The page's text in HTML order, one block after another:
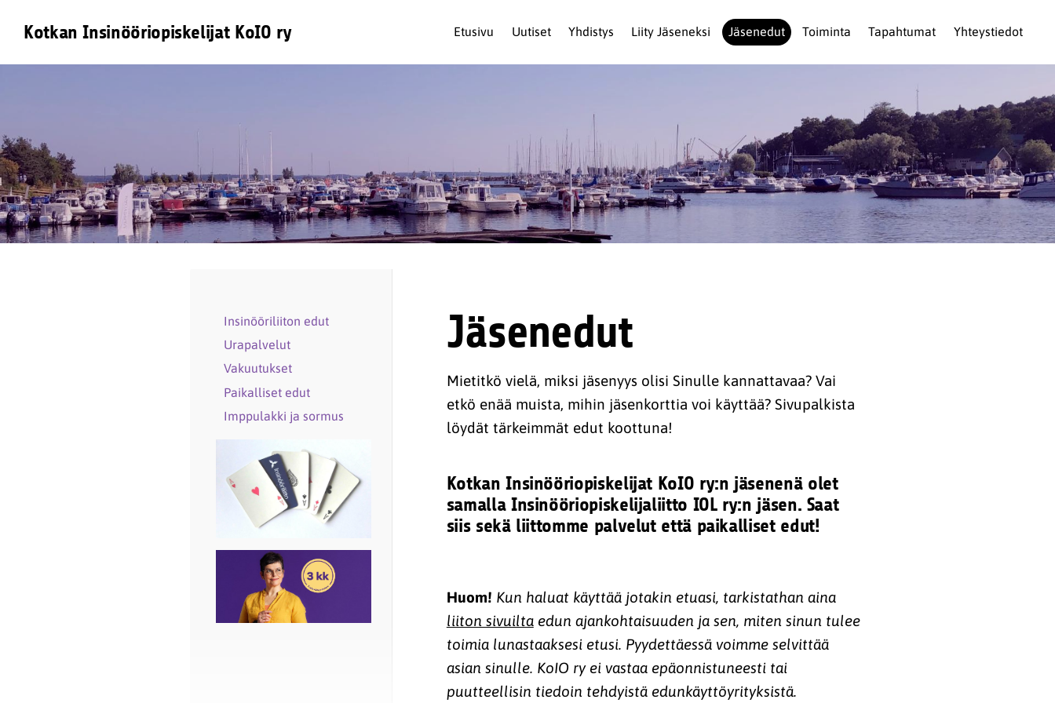
sivun
sisältöön
Kotkan Insinööriopiskelijat KoIO ry Etusivu Uutiset Yhdistys Liity Jäseneksi Jäsenedut Toiminta Tapahtumat Yhteystiedot
Insinööriliiton edut
Urapalvelut
Vakuutukset
Paikalliset edut
Imppulakki ja sormus
Jäsenedut
Mietitkö vielä, miksi jäsenyys olisi Sinulle kannattavaa? Vai
etkö enää muista, mihin jäsenkorttia voi käyttää? Sivupalkista
löydät tärkeimmät edut koottuna!
Kotkan Insinööriopiskelijat KoIO ry:n jäsenenä olet
samalla Insinööriopiskelijaliitto IOL ry:n jäsen. Saat
siis sekä liittomme palvelut että paikalliset edut!
Huom! Kun haluat käyttää jotakin etuasi, tarkistathan aina
liiton sivuiltaedun ajankohtaisuuden ja sen, miten sinun tulee
toimia lunastaaksesi etusi. Pyydettäessä voimme selvittää
asian sinulle. KoIO ry ei vastaa epäonnistuneesti tai
puutteellisin tiedoin tehdyistä edunkäyttöyrityksistä.